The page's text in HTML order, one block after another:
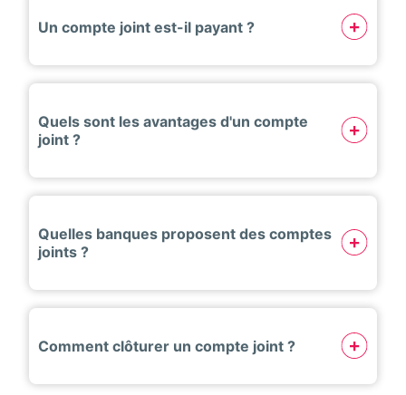
Un compte joint est-il payant ?
Quels sont les avantages d'un compte
joint ?
Quelles banques proposent des comptes
joints ?
Comment clôturer un compte joint ?